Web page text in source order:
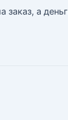
заказ, а